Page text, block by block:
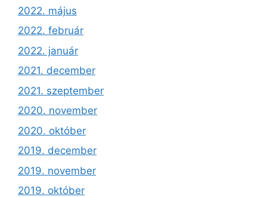
2022. május
2022. február
2022. január
2021. december
2021. szeptember
2020. november
2020. október
2019. december
2019. november
2019. október